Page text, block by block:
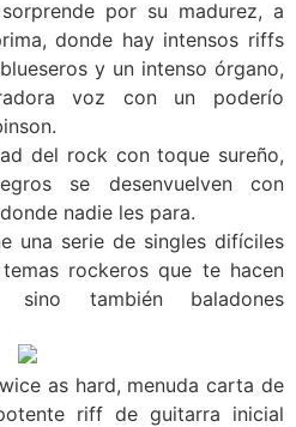
por su madurez, a
donde hay intensos riffs
y un intenso órgano,
voz con un poderío
del rock con toque sureño,
se desenvuelven con
nadie les para.
una serie de singles difíciles
rockeros que te hacen
sino también baladones
as hard, menuda carta de
riff de guitarra inicial